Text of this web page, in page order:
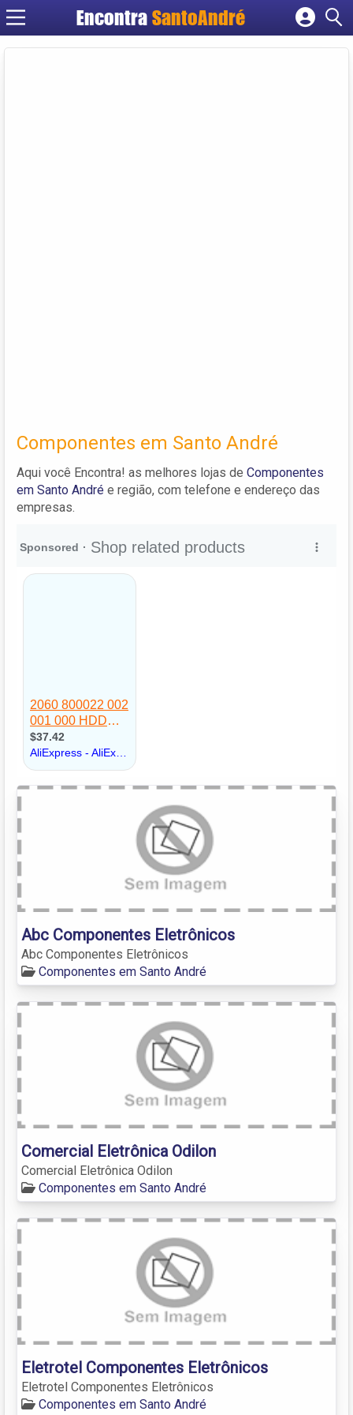
Encontra SantoAndré
Cadastrar empresa
Componentes em Santo André
Aqui você Encontra! as melhores lojas de Componentes
em Santo André e região, com telefone e endereço das
empresas.
Abc Componentes Eletrônicos
Abc Componentes Eletrônicos
Componentes em Santo André
Comercial Eletrônica Odilon
Comercial Eletrônica Odilon
Componentes em Santo André
Eletrotel Componentes Eletrônicos
Eletrotel Componentes Eletrônicos
Componentes em Santo André